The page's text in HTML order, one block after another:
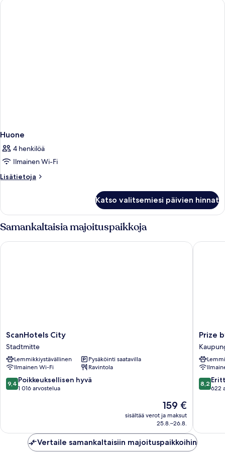
Huone
4 henkilöä
Ilmainen Wi-Fi
Lisätietoja
Lisätietoja
Katso valitsemiesi päivien hinnat
Samankaltaisia majoituspaikkoja
ScanHotels
City
Stadtmitte
ScanHotels City
Stadtmitte
Lemmikkiystävällinen
Pysäköinti saatavilla
Ilmainen Wi-Fi
Ravintola
9.4
kautta
arvostelua
9,4 Poikkeuksellisen hyvä
1 016 arvostelua
Hinta
on
159 €
159 €
sisältää verot ja maksut
25.8.–26.8.
ScanHotels City
Prize
by
Rostock
City
Satama
Prize
8.2
kautta
8,2
622
Prize by
Vertaile samankaltaisiin majoituspaikkoihin